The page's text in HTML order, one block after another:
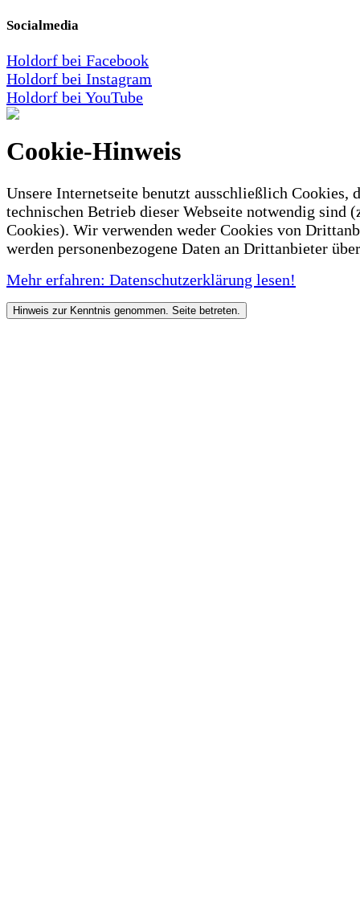
Socialmedia
Holdorf bei Facebook
Holdorf bei Instagram
Holdorf bei YouTube
Cookie-Hinweis
Unsere Internetseite benutzt ausschließlich Cookies,
technischen Betrieb dieser Webseite notwendig sind
Cookies). Wir verwenden weder Cookies von
werden personenbezogene Daten an Drittanbieter
Mehr erfahren: Datenschutzerklärung lesen!
Hinweis zur Kenntnis genommen. Seite betreten.